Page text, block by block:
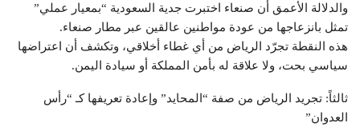
والدلالة الأعمق أن صنعاء اختبرت جدية السعودية “بمعيار عملي”
تمثل بانزعاجها من عودة مواطنين عالقين عبر مطار صنعاء.
هذه النقطة تجرّد الرياض من أي غطاء أخلاقي، وتكشف أن اعتراضها
سياسي بحت، ولا علاقة له بأمن المملكة أو سيادة اليمن.
ثالثاً: تجريد الرياض من صفة “المحايد” وإعادة تعريفها كـ “رأس
العدوان”